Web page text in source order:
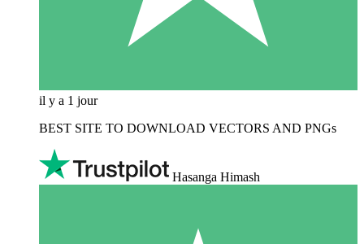
il y a 1 jour
BEST SITE TO DOWNLOAD VECTORS AND PNGs
Hasanga Himash